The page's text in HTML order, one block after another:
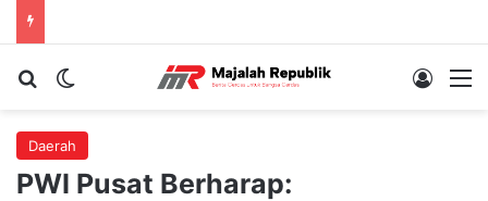
Cari berita...Switch skin Log In
Daerah
PWI Pusat Berharap: